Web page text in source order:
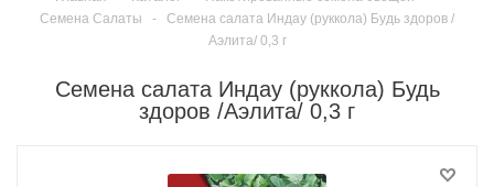
Семена Салаты
-
Семена салата Индау (руккола) Будь здоров /
Аэлита/ 0,3 г
Семена салата Индау (руккола) Будь
здоров /Аэлита/ 0,3 г